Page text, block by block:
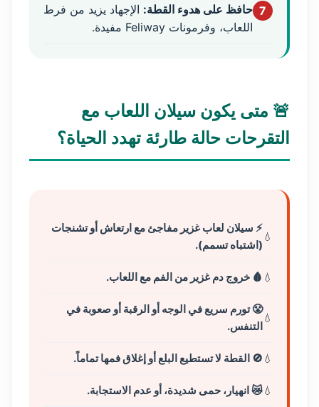
7 حافظ على هدوء القطة: الإجهاد يزيد من فرط
اللعاب، وفرمونات Feliway مفيدة.
🚨 متى يكون سيلان اللعاب مع
التقرحات حالة طارئة تهدد الحياة؟
⚡ سيلان لعاب غزير مفاجئ مع ارتعاش أو تشنجات
(اشتباه تسمم).
🩸 خروج دم غزير من الفم مع اللعاب.
😤 تورم سريع في الوجه أو الرقبة أو صعوبة في
التنفس.
🚫 القطة لا تستطيع البلع أو إغلاق فمها تماماً.
😿 انهيار، حمى شديدة، أو عدم الاستجابة.